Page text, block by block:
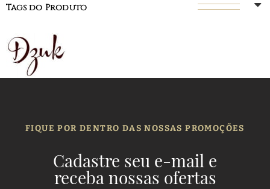
Tags do Produto
FIQUE POR DENTRO DAS NOSSAS PROMOÇÕES
Cadastre seu e-mail e
receba nossas ofertas